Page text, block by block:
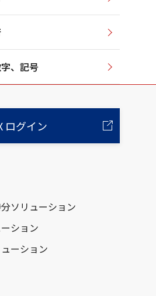
、記号
ログイン
ソリューション
ション
ーション